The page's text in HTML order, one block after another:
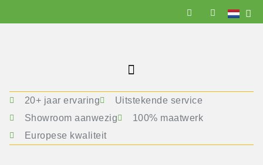
20+ jaar ervaring
Uitstekende service
Showroom aanwezig
100% maatwerk
Europese kwaliteit